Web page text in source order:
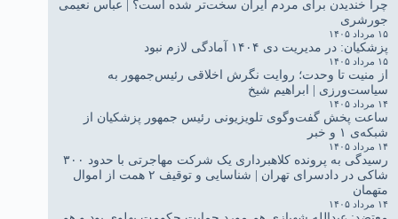
چرا خندیدن برای مردم ایران سخت‌تر شده است؟ | عباس نعیمی
جورشری
۱۵ مرداد ۱۴۰۵
پزشکیان: در مدیریت دی ۱۴۰۴ آمادگی لازم نبود
۱۵ مرداد ۱۴۰۵
از منیت تا وحدت؛ روایت نگرش اخلاقی رئیس‌جمهور به
سیاست‌ورزی | ابراهیم شیخ
۱۴ مرداد ۱۴۰۵
ساعت پخش گفت‌وگوی تلویزیونی رئیس جمهور پزشکیان از
شبکه‌ی ۱ و خبر
۱۴ مرداد ۱۴۰۵
رسیدگی به پرونده کلاهبرداری یک شرکت مهاجرتی با حدود ۳۰۰
شاکی در دادسرای تهران | شناسایی و توقیف ۲ همت از اموال
متهمان
۱۴ مرداد ۱۴۰۵